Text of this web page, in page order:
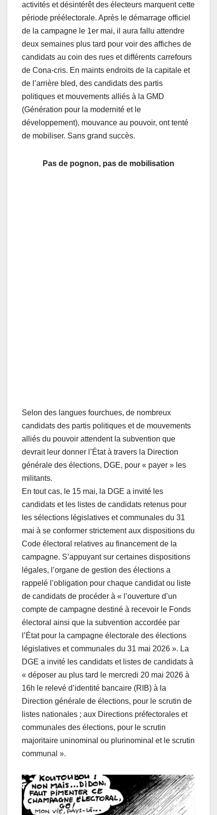
activités et désintérêt des électeurs marquent cette
période préélectorale. Après le démarrage officiel
de la campagne le 1er mai, il aura fallu attendre
deux semaines plus tard pour voir des affiches de
candidats au coin des rues et différents carrefours
de Cona-cris. En maints endroits de la capitale et
de l’arrière bled, des candidats des partis
politiques et mouvements alliés à la GMD
(Génération pour la modernité et le
développement), mouvance au pouvoir, ont tenté
de mobiliser. Sans grand succès.
Pas de pognon, pas de mobilisation
Selon des langues fourchues, de nombreux
candidats des partis politiques et de mouvements
alliés du pouvoir attendent la subvention que
devrait leur donner l’État à travers la Direction
générale des élections, DGE, pour « payer » les
militants.
En tout cas, le 15 mai, la DGE a invité les
candidats et les listes de candidats retenus pour
les sélections législatives et communales du 31
mai à se conformer strictement aux dispositions du
Code électoral relatives au financement de la
campagne. S’appuyant sur certaines dispositions
légales, l’organe de gestion des élections a
rappelé l’obligation pour chaque candidat ou liste
de candidats de procéder à « l’ouverture d’un
compte de campagne destiné à recevoir le Fonds
électoral ainsi que la subvention accordée par
l’État pour la campagne électorale des élections
législatives et communales du 31 mai 2026 ». La
DGE a invité les candidats et listes de candidats à
« déposer au plus tard le mercredi 20 mai 2026 à
16h le relevé d’identité bancaire (RIB) à la
Direction générale de élections, pour le scrutin de
listes nationales ; aux Directions préfectorales et
communales des élections, pour le scrutin
majoritaire uninominal ou plurinominal et le scrutin
communal ».